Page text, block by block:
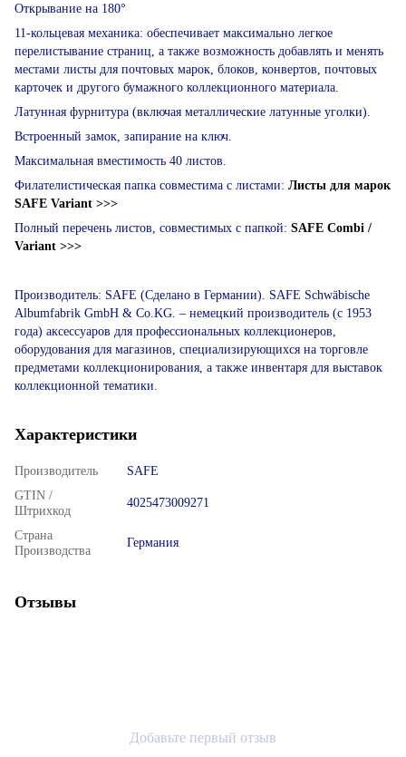
Открывание на 180°
11-кольцевая механика: обеспечивает максимально легкое
перелистывание страниц, а также возможность добавлять и менять
местами листы для почтовых марок, блоков, конвертов, почтовых
карточек и другого бумажного коллекционного материала.
Латунная фурнитура (включая металлические латунные уголки).
Встроенный замок, запирание на ключ.
Максимальная вместимость 40 листов.
Филателистическая папка совместима с листами: Листы для марок
SAFE Variant >>>
Полный перечень листов, совместимых с папкой: SAFE Combi /
Variant >>>
Производитель: SAFE (Сделано в Германии). SAFE Schwäbische
Albumfabrik GmbH & Co.KG. – немецкий производитель (с 1953
года) аксессуаров для профессиональных коллекционеров,
оборудования для магазинов, специализирующихся на торговле
предметами коллекционирования, а также инвентаря для выставок
коллекционной тематики.
Характеристики
Производитель
SAFE
GTIN /
Штрихкод
4025473009271
Страна
Производства
Германия
Отзывы
Добавьте первый отзыв